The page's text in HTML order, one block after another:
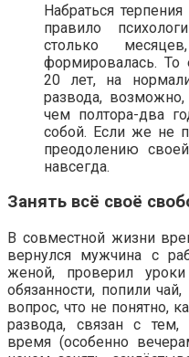
Набраться
правило
столько
формировалась. То
20 лет, на
развода,
чем полтора-два
собой. Если же не
преодолению
навсегда.
Занять всё своё
В совместной жизни
вернулся мужчина с
женой, проверил
обязанности, попили
вопрос, что не понятно,
развода, связан с тем,
время (особенно